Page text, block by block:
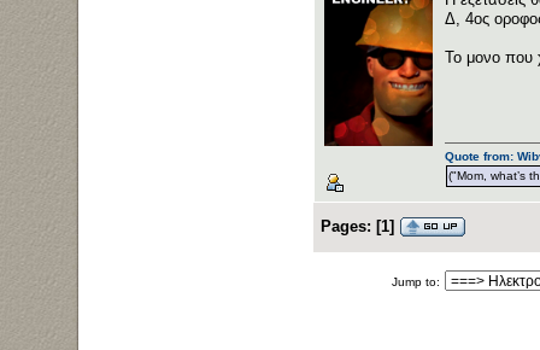
Δ, 4ος
Το μονο που
Quote from:
("Mom, what’s
Pages: [1]
Jump to: